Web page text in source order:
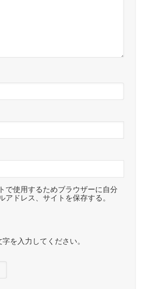
で使用するためブラウザーに自分
アドレス、サイトを保存する。
字を入力してください。